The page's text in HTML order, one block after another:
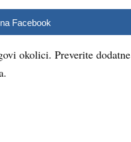
Facebook
okolici. Preverite dodatne